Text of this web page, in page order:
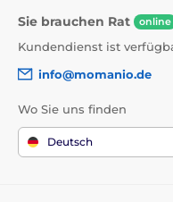
Sie brauchen Rat online
Kundendienst ist
info@momanio.de
Wo Sie uns finden
Deutsch